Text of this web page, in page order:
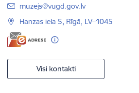
E-pasts:
muzejs@vugd.gov.lv
Hanzas iela 5, Rīgā, LV–1045
Visi kontakti